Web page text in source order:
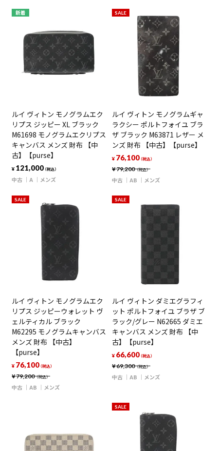
新着
ルイ ヴィトン モノグラムエク
リプス ジッピー XL ブラック
M61698 モノグラムエクリプス
キャンバス メンズ 財布 【中
古】【purse】
¥ 121,000（税込）
中古 A メンズ
SALE
ルイ ヴィトン モノグラムギャ
ラクシー ポルトフォイユ ブラ
ザ ブラック M63871 レザー メ
ンズ 財布 【中古】【purse】
¥79,200（税込）
¥ 76,100（税込）
中古 AB メンズ
SALE
ルイ ヴィトン モノグラムエク
リプス ジッピーウォレット ヴ
ェルティカル ブラック
M62295 モノグラムキャンバス
メンズ 財布 【中古】
【purse】
¥79,200（税込）
¥ 76,100（税込）
中古 AB メンズ
SALE
ルイ ヴィトン ダミエグラフィ
ット ポルトフォイユ ブラザ ブ
ラック/グレー N62665 ダミエ
キャンバス メンズ 財布 【中
古】【purse】
¥69,300（税込）
¥ 66,600（税込）
中古 AB メンズ
SALE